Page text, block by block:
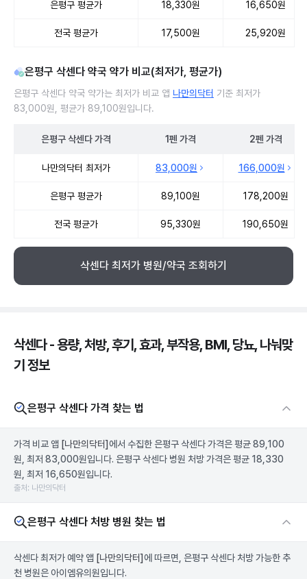
은평구 평균가 18,330원 16,650원
전국 평균가 17,500원 25,920원
은평구 삭센다 약국 약가 비교(최저가, 평균가)
은평구 삭센다 약국 약가는 최저가 비교 앱 나만의닥터 기준 최저가
83,000원, 평균가 89,100원입니다.
은평구 삭센다가격 1펜 가격 2펜 가격
나만의닥터 최저가 83,000원 166,000원
은평구 평균가 89,100원 178,200원
전국 평균가 95,330원 190,650원
삭센다 최저가 병원/약국 조회하기
삭센다 - 용량, 처방, 후기, 효과, 부작용, BMI, 당뇨, 나눠맞
기 정보
은평구 삭센다 가격 찾는 법
가격 비교 앱 [나만의닥터] 에서 수집한 은평구 삭센다 가격은 평균 89,100
원, 최저 83,000원입니다. 은평구 삭센다 병원 처방 가격은 평균 18,330
원, 최저 16,650원입니다.
출처: 나만의닥터
은평구 삭센다 처방 병원 찾는 법
삭센다 최저가 예약 앱 [나만의닥터] 에 따르면, 은평구 삭센다 처방 가능한 추
천 병원은 아이엠유의원입니다.